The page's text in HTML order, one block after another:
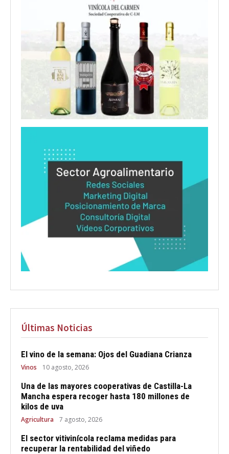
Últimas Noticias
El vino de la semana: Ojos del Guadiana Crianza
Vinos 10 agosto, 2026
Una de las mayores cooperativas de Castilla-La
Mancha espera recoger hasta 180 millones de
kilos de uva
Agricultura 7 agosto, 2026
El sector vitivinícola reclama medidas para
recuperar la rentabilidad del viñedo